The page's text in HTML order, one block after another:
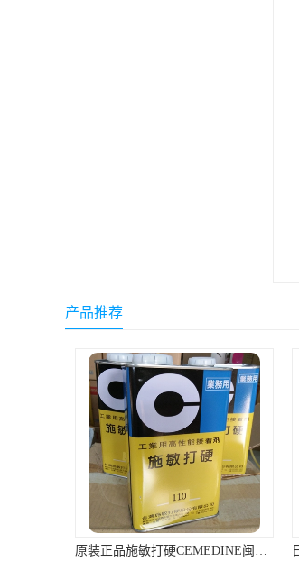
Molykote(磨力可)
野川化学
harves哈维斯
3M胶带
美国氰特CTTEC
Sankol(岸本)
产品推荐
原装正品施敏打硬CEMEDINE闽台产110汽车刹车片黄胶/专用胶1KG/罐